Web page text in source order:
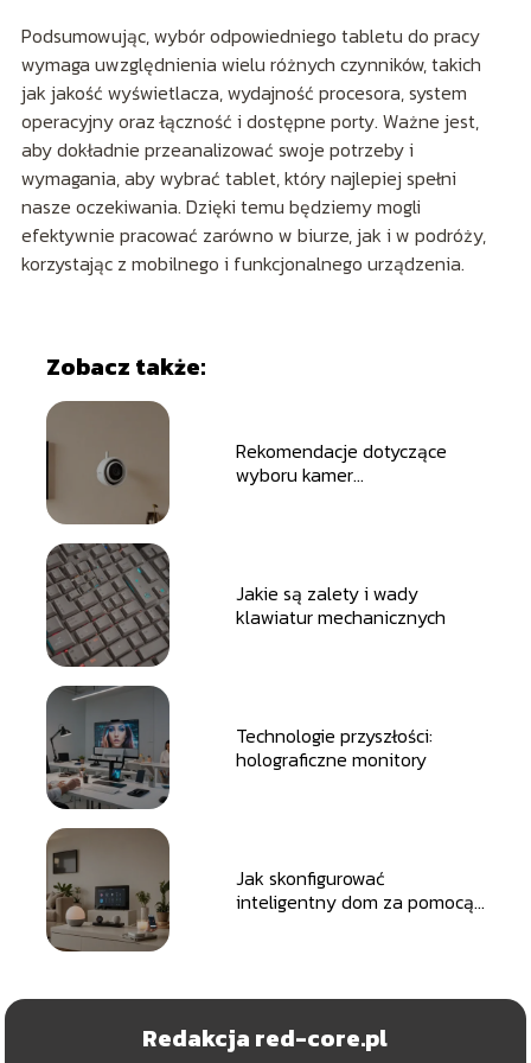
Podsumowując, wybór odpowiedniego tabletu do pracy
wymaga uwzględnienia wielu różnych czynników, takich
jak jakość wyświetlacza, wydajność procesora, system
operacyjny oraz łączność i dostępne porty. Ważne jest,
aby dokładnie przeanalizować swoje potrzeby i
wymagania, aby wybrać tablet, który najlepiej spełni
nasze oczekiwania. Dzięki temu będziemy mogli
efektywnie pracować zarówno w biurze, jak i w podróży,
korzystając z mobilnego i funkcjonalnego urządzenia.
Zobacz także:
Rekomendacje dotyczące
wyboru kamer
Jakie są zalety i wady
klawiatur mechanicznych
Technologie przyszłości:
holograficzne monitory
Jak skonfigurować
inteligentny dom za pomocą
Redakcja red-core.pl